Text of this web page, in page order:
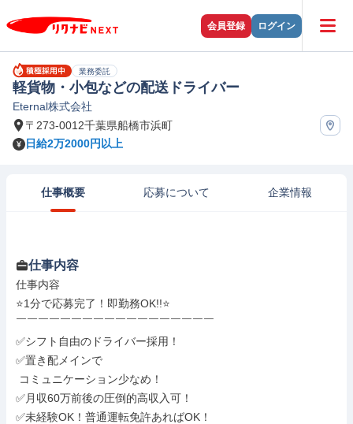
会員登録 ログイン
業務委託
軽貨物・小包などの配送ドライバー
Eternal株式会社
〒273-0012千葉県船橋市浜町
日給2万2000円以上
仕事概要 応募について 企業情報
仕事内容
仕事内容
⭐1分で応募完了！即勤務OK!!⭐
￣￣￣￣￣￣￣￣￣￣￣￣￣￣￣￣￣￣
✅シフト自由のドライバー採用！
✅置き配メインで
✅月収60万前後の圧倒的高収入可！
✅未経験OK！普通運転免許あればOK！